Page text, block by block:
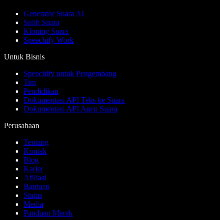
Generator Suara AI
Sulih Suara
Kloning Suara
Speechify Work
Untuk Bisnis
Speechify untuk Pengembang
Tim
Pendidikan
Dokumentasi API Teks ke Suara
Dokumentasi API Agen Suara
Perusahaan
Tentang
Kontak
Blog
Karier
Afiliasi
Bantuan
Status
Media
Panduan Merek